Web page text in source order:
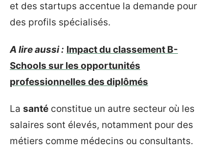
et des startups accentue la demande pour
des profils spécialisés.
A lire aussi : Impact du classement B-
Schools sur les opportunités
professionnelles des diplômés
La santé constitue un autre secteur où les
salaires sont élevés, notamment pour des
métiers comme médecins ou consultants.